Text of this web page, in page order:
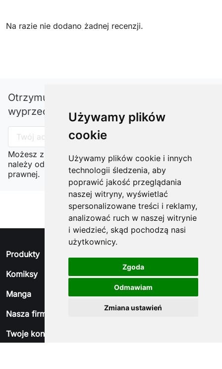
Używamy plików
cookie
Używamy plików cookie i innych
technologii śledzenia, aby
poprawić jakość przeglądania
naszej witryny, wyświetlać
spersonalizowane treści i reklamy,
analizować ruch w naszej witrynie
i wiedzieć, skąd pochodzą nasi
użytkownicy.
Zgoda
Odmawiam
Zmiana ustawień
Na razie nie dodano żadnej recenzji.
Otrzymuj informację o nowościach i
wyprzedażach
Możesz zrezygnować w każdej chwili. W tym celu
należy odnaleźć szczegóły w naszej informacji
prawnej.
Produkty
Komiksy
Manga
Nasza firma
Twoje konto